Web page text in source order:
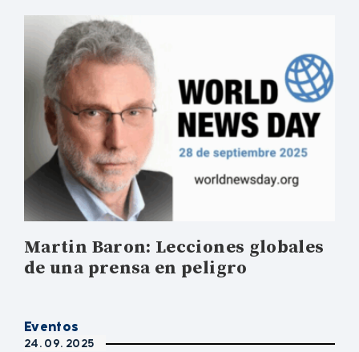
Martin Baron: Lecciones globales
de una prensa en peligro
Eventos
24. 09. 2025